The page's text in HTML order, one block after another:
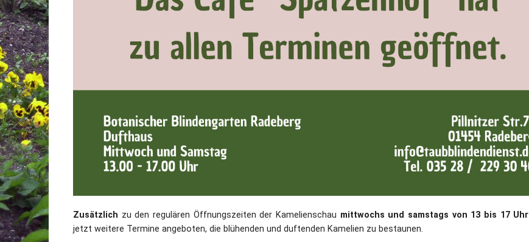
Zusätzlich zu den regulären Öffnungszeiten der Kamelienschau mittwochs und samstags von 13 bis 17 Uhr
jetzt weitere Termine angeboten, die blühenden und duftenden Kamelien zu bestaunen.